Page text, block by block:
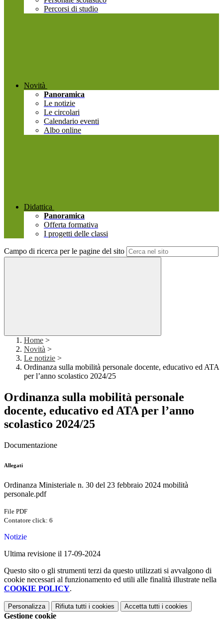
Percorsi di studio
Novità
Panoramica
Le notizie
Le circolari
Calendario eventi
Albo online
Didattica
Panoramica
Offerta formativa
I progetti delle classi
Campo di ricerca per le pagine del sito
Home >
Novità >
Le notizie >
Ordinanza sulla mobilità personale docente, educativo ed ATA
per l’anno scolastico 2024/25
Ordinanza sulla mobilità personale
docente, educativo ed ATA per l’anno
scolastico 2024/25
Documentazione
Allegati
Ordinanza Ministeriale n. 30 del 23 febbraio 2024 mobilità
personale.pdf
File PDF
Contatore click: 6
Notizie
Ultima revisione il 17-09-2024
Questo sito o gli strumenti terzi da questo utilizzati si avvalgono di
cookie necessari al funzionamento ed utili alle finalità illustrate nella
COOKIE POLICY.
Personalizza Rifiuta tutti i cookies Accetta tutti i cookies
Gestione cookie